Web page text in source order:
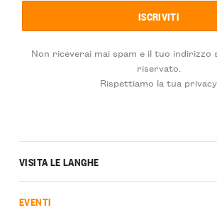
Non riceverai mai spam e il tuo indirizzo
riservato.
Rispettiamo la tua
VISITA LE LANGHE
EVENTI